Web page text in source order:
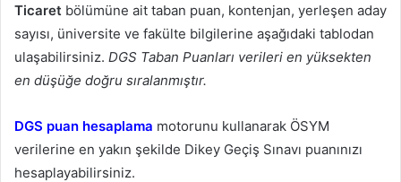
Ticaret bölümüne ait taban puan, kontenjan, yerleşen aday
sayısı, üniversite ve fakülte bilgilerine aşağıdaki tablodan
ulaşabilirsiniz. DGS Taban Puanları verileri en yüksekten
en düşüğe doğru sıralanmıştır.
DGS puan hesaplama motorunu kullanarak ÖSYM
verilerine en yakın şekilde Dikey Geçiş Sınavı puanınızı
hesaplayabilirsiniz.